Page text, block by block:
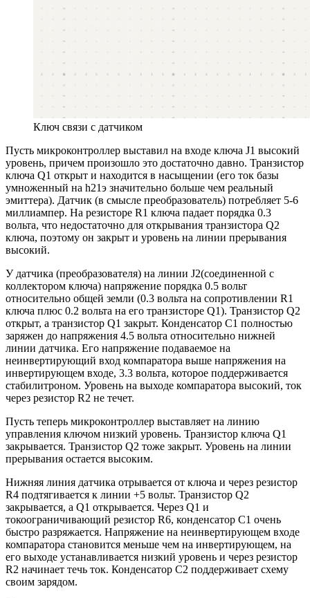
Ключ связи с датчиком
Пусть микроконтроллер выставил на входе ключа J1 высокий
уровень, причем произошло это достаточно давно. Транзистор
ключа Q1 открыт и находится в насыщении (его ток базы
умноженный на h21э значительно больше чем реальный
эмиттера). Датчик (в смысле преобразователь) потребляет 5-6
миллиампер. На резисторе R1 ключа падает порядка 0.3
вольта, что недостаточно для открывания транзистора Q2
ключа, поэтому он закрыт и уровень на линии прерывания
высокий.
У датчика (преобразователя) на линии J2(соединенной с
коллектором ключа) напряжение порядка 0.5 вольт
относительно общей земли (0.3 вольта на сопротивлении R1
ключа плюс 0.2 вольта на его транзисторе Q1). Транзистор Q2
открыт, а транзистор Q1 закрыт. Конденсатор C1 полностью
заряжен до напряжения 4.5 вольта относительно нижней
линии датчика. Его напряжение подаваемое на
неинвертирующий вход компаратора выше напряжения на
инвертирующем входе, 3.3 вольта, которое поддерживается
стабилитроном. Уровень на выходе компаратора высокий, ток
через резистор R2 не течет.
Пусть теперь микроконтроллер выставляет на линию
управления ключом низкий уровень. Транзистор ключа Q1
закрывается. Транзистор Q2 тоже закрыт. Уровень на линии
прерывания остается высоким.
Нижняя линия датчика отрывается от ключа и через резистор
R4 подтягивается к линии +5 вольт. Транзистор Q2
закрывается, а Q1 открывается. Через Q1 и
токоограничивающий резистор R6, конденсатор C1 очень
быстро разряжается. Напряжение на неинвертирующем входе
компаратора становится меньше чем на инвертирующем, на
его выходе устанавливается низкий уровень и через резистор
R2 начинает течь ток. Конденсатор C2 поддерживает схему
своим зарядом.